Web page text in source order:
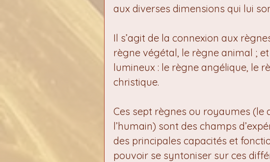
aux diverses dimensions qui lui
Il s’agit de la connexion aux
règne végétal, le règne animal ;
lumineux : le règne angélique, le
christique.
Ces sept règnes ou royaumes
l’humain) sont des champs
des principales capacités et
pouvoir se syntoniser sur ces